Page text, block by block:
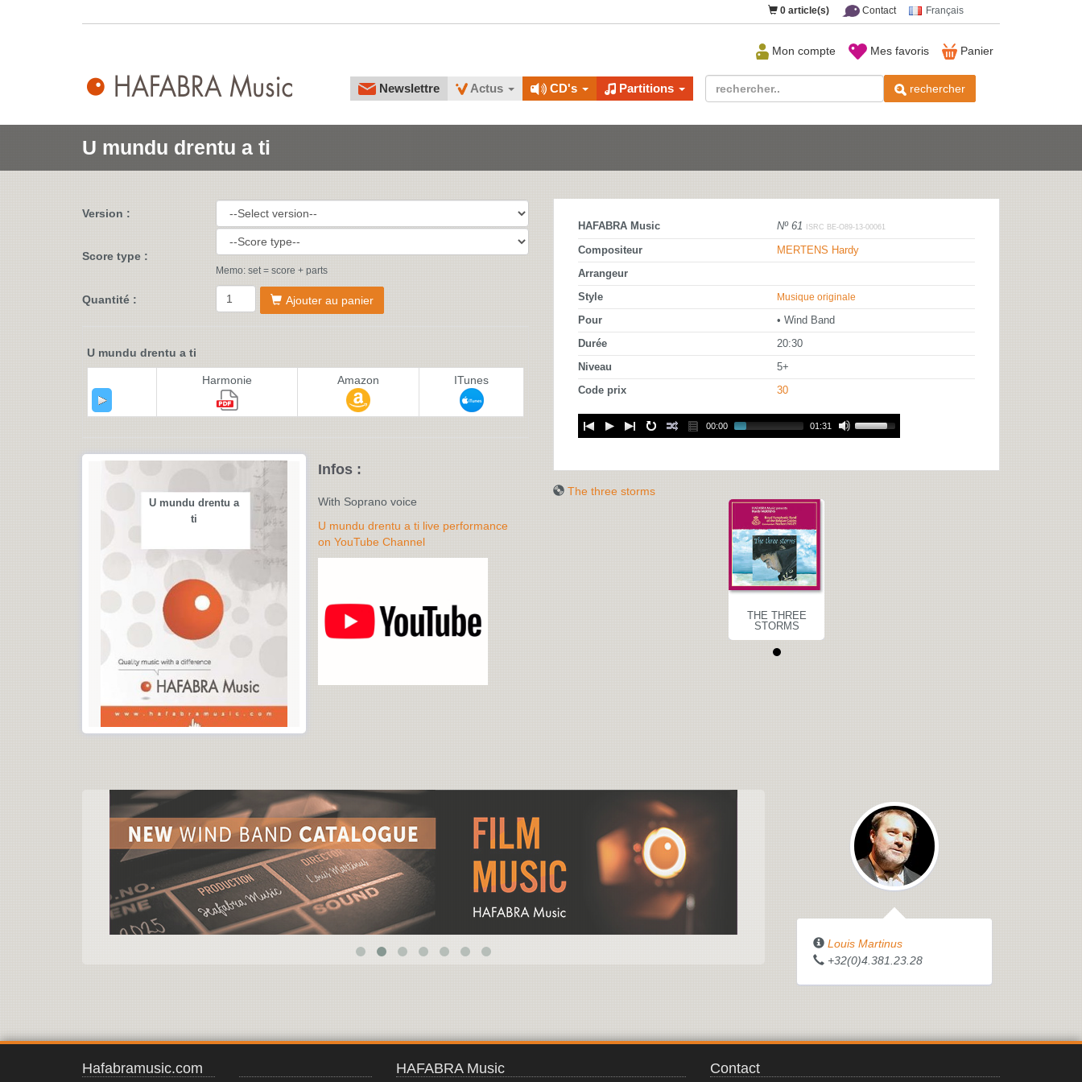
0 article(s) Contact Français
Panier
Mes favoris
Mon compte
rechercher
Newslettre Actus CD's Partitions
U mundu drentu a ti
Version :
Score type :
Memo: set = score + parts
Quantité : Ajouter au panier
U mundu drentu a ti
Harmonie Amazon ITunes
U mundu drentu a
ti
Infos :
With Soprano voice
U mundu drentu a ti live performance
on YouTube Channel
HAFABRA Music Nº 61 ISRC BE-O89-13-00061
Compositeur MERTENS Hardy
Arrangeur
Style Musique originale
Pour • Wind Band
Durée 20:30
Niveau 5+
Code prix 30
00:00 01:31
The three storms
THE THREE
STORMS
Louis Martinus
+32(0)4.381.23.28
Hafabramusic.com HAFABRA Music Contact